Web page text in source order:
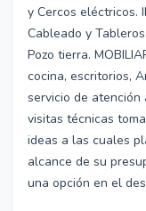
y Cercos eléctricos.
Cableado y
Pozo tierra.
cocina, escritorios,
servicio de atención
visitas técnicas
ideas a las cuales
alcance de su
una opción en el